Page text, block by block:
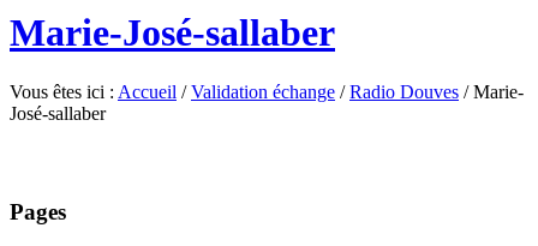
Marie-José-sallaber
Vous êtes ici : Accueil / Validation échange / Radio Douves / Marie-
José-sallaber
Pages